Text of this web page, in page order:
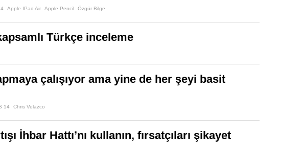
Apple IPad Air Apple Pencil Özgür Bilge
Türkçe inceleme
çalışıyor ama yine de her şeyi basit
14 Chris Velazco
İhbar Hattı’nı kullanın, fırsatçıları şikayet